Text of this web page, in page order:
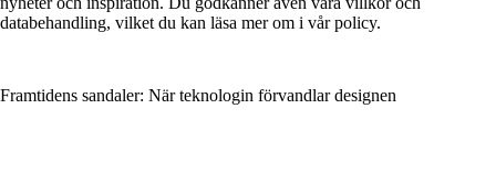
databehandling, vilket du kan läsa mer om i vår policy.
Framtidens sandaler: När teknologin förvandlar designen